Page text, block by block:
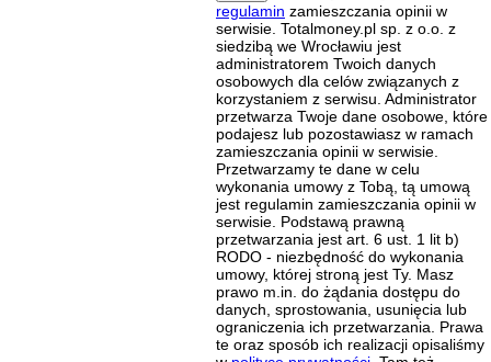
regulamin zamieszczania opinii w
serwisie. Totalmoney.pl sp. z o.o. z
siedzibą we Wrocławiu jest
administratorem Twoich danych
osobowych dla celów związanych z
korzystaniem z serwisu. Administrator
przetwarza Twoje dane osobowe, które
podajesz lub pozostawiasz w ramach
zamieszczania opinii w serwisie.
Przetwarzamy te dane w celu
wykonania umowy z Tobą, tą umową
jest regulamin zamieszczania opinii w
serwisie. Podstawą prawną
przetwarzania jest art. 6 ust. 1 lit b)
RODO - niezbędność do wykonania
umowy, której stroną jest Ty. Masz
prawo m.in. do żądania dostępu do
danych, sprostowania, usunięcia lub
ograniczenia ich przetwarzania. Prawa
te oraz sposób ich realizacji opisaliśmy